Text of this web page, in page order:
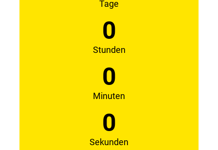
Tage
0
Stunden
0
Minuten
0
Sekunden